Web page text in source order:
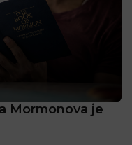
Mormonova je